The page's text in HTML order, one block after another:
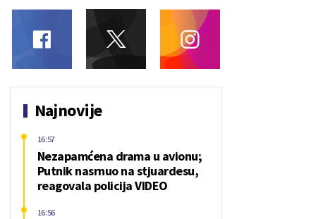
Najnovije
Nezapamćena drama u avionu;
Putnik nasrnuo na stjuardesu,
reagovala policija VIDEO
16:57
16:56